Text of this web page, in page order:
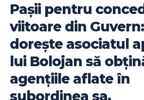
Pașii pentru
viitoare din
dorește asociatul
lui Bolojan să
agențiile aflate în
subordinea sa.